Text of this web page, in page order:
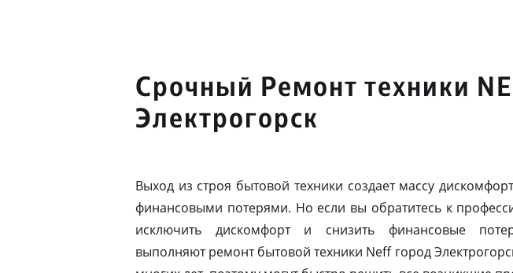
Срочный Ремонт техники
Электрогорск
Выход из строя бытовой техники создает массу
финансовыми потерями. Но если вы обратитесь к
исключить дискомфорт и снизить финансовые
выполняют ремонт бытовой техники Neff город